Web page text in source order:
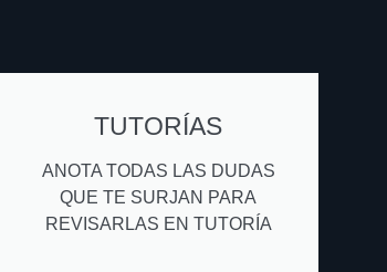
TUTORÍAS
ANOTA TODAS LAS DUDAS
QUE TE SURJAN PARA
REVISARLAS EN TUTORÍA